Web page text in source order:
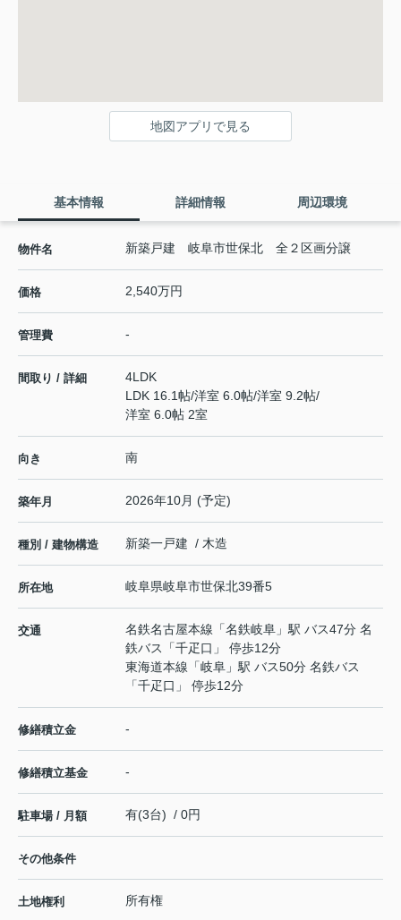
地図アプリで見る
基本情報 詳細情報 周辺環境
物件名 新築戸建 岐阜市世保北 全２区画分譲
価格 2,540万円
管理費 -
間取り / 詳細
4LDK
LDK 16.1帖/洋室 6.0帖/洋室 9.2帖/
洋室 6.0帖 2室
向き 南
築年月 2026年10月 (予定)
種別 / 建物構造 新築一戸建 / 木造
所在地 岐阜県岐阜市世保北39番5
交通 名鉄名古屋本線 「名鉄岐阜 」駅 バス47分 名
鉄バス「千疋口」 停歩12分
東海道本線 「岐阜 」駅 バス50分 名鉄バス
「千疋口」 停歩12分
修繕積立金 -
修繕積立基金 -
駐車場 / 月額 有(3台) / 0円
その他条件
土地権利 所有権